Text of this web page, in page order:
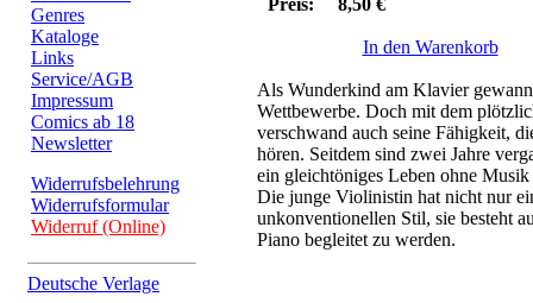
Genres
Kataloge
Links
Service/AGB
Impressum
Comics ab 18
Newsletter
Widerrufsbelehrung
Widerrufsformular
Widerruf (Online)
Deutsche Verlage
Preis:
8,50 €
In den Warenkorb
Als Wunderkind am Klavier
Wettbewerbe. Doch mit dem
verschwand auch seine Fähigkeit,
hören. Seitdem sind zwei Jahre
ein gleichtöniges Leben ohne
Die junge Violinistin hat nicht nur
unkonventionellen Stil, sie besteht
Piano begleitet zu werden.